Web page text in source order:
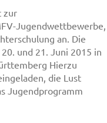
zur
Jugendwettbewerbe,
an. Die
und 21. Juni 2015 in
Hierzu
die Lust
Jugendprogramm